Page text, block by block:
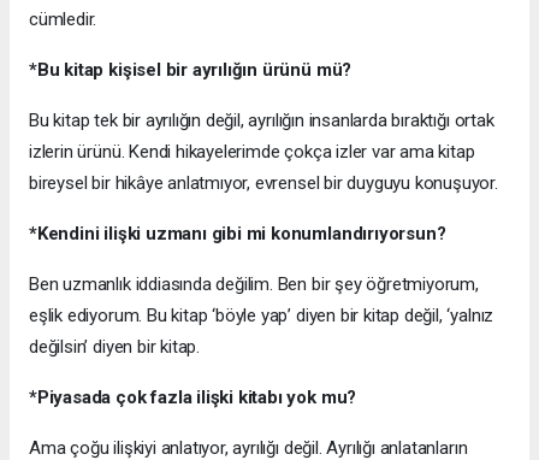
cümledir.
*Bu kitap kişisel bir ayrılığın ürünü mü?
Bu kitap tek bir ayrılığın değil, ayrılığın insanlarda bıraktığı ortak
izlerin ürünü. Kendi hikayelerimde çokça izler var ama kitap
bireysel bir hikâye anlatmıyor, evrensel bir duyguyu konuşuyor.
*Kendini ilişki uzmanı gibi mi konumlandırıyorsun?
Ben uzmanlık iddiasında değilim. Ben bir şey öğretmiyorum,
eşlik ediyorum. Bu kitap ‘böyle yap’ diyen bir kitap değil, ‘yalnız
değilsin’ diyen bir kitap.
*Piyasada çok fazla ilişki kitabı yok mu?
Ama çoğu ilişkiyi anlatıyor, ayrılığı değil. Ayrılığı anlatanların